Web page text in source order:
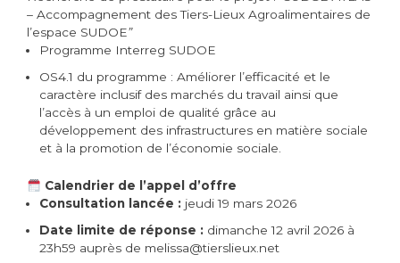
– Accompagnement des Tiers-Lieux Agroalimentaires de
l’espace SUDOE”
Programme Interreg SUDOE
OS4.1 du programme : Améliorer l’efficacité et le
caractère inclusif des marchés du travail ainsi que
l’accès à un emploi de qualité grâce au
développement des infrastructures en matière sociale
et à la promotion de l’économie sociale.
Calendrier de l’appel d’offre
Consultation lancée : jeudi 19 mars 2026
Date limite de réponse : dimanche 12 avril 2026 à
23h59 auprès de melissa@tierslieux.net